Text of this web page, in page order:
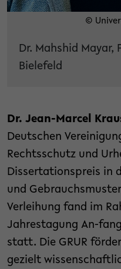
©
Dr. Mahshid
Bielefeld
Dr. Jean-Marcel
Deutschen
Rechtsschutz und
Dissertationspreis in
und
Verleihung fand im
Jahrestagung An-
statt. Die GRUR
gezielt